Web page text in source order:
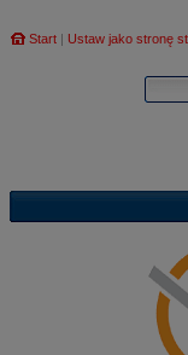
Start | Ustaw jako stronę